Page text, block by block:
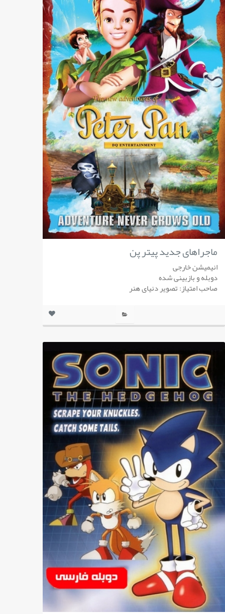
ماجراهای جدید پیتر پن
انیمیشن خارجی
دوبله و بازبینی شده
صاحب امتیاز: تصویر دنیای هنر